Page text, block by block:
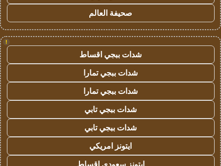
صحيفة العالم
!
شدات ببجي اقساط
شدات ببجي تمارا
شدات ببجي تمارا
شدات ببجي تابي
شدات ببجي تابي
ايتونز امريكي
ايتونز سعودي اقساط